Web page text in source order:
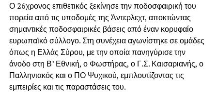
Ο 26χρονος επιθετικός ξεκίνησε την ποδοσφαιρική του
πορεία από τις υποδομές της Άντερλεχτ, αποκτώντας
σημαντικές ποδοσφαιρικές βάσεις από έναν κορυφαίο
ευρωπαϊκό σύλλογο. Στη συνέχεια αγωνίστηκε σε ομάδες
όπως η Ελλάς Σύρου, με την οποία πανηγύρισε την
άνοδο στη Β’ Εθνική, ο Φωστήρας, ο Γ.Σ. Καισαριανής, ο
Παλληνιακός και ο ΠΟ Ψυχικού, εμπλουτίζοντας τις
εμπειρίες και τις παραστάσεις του.